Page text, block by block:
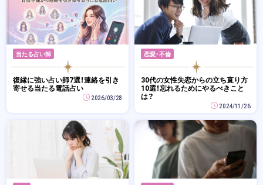
当たる占い師
復縁に強い占い師7選！連絡を引き
寄せる当たる電話占い
2026/03/28
恋愛・不倫
30代の女性失恋からの立ち直り方
10選！忘れるためにやるべきこと
は？
2024/11/26